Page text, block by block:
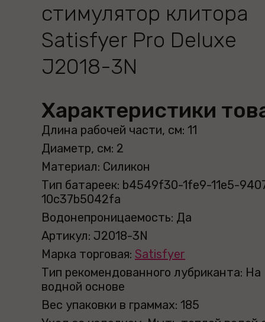
стимулятор клитора
Satisfyer Pro Deluxe
J2018-3N
Характеристики
Длина рабочей части, см: 11
Диаметр, см: 2
Материал: Силикон
Тип батареек: b4549f30-1fe9-11e5-
10c37b5042fa
Водонепроницаемость: Да
Артикул: J2018-3N
Марка торговая: Satisfyer
Тип рекомендованного лубриканта: На
водной основе
Вес упаковки в граммах: 185